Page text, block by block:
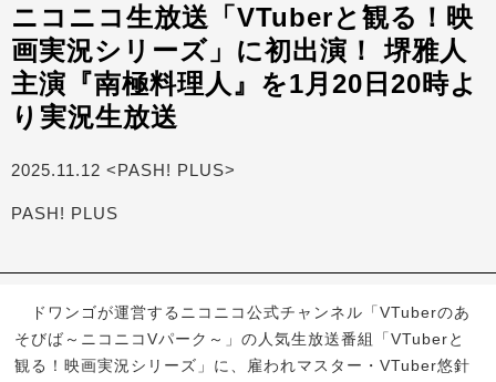
ニコニコ生放送「VTuberと観る！映
画実況シリーズ」に初出演！ 堺雅人
主演『南極料理人』を1月20日20時よ
り実況生放送
2025.11.12 <PASH! PLUS>
PASH! PLUS
ドワンゴが運営するニコニコ公式チャンネル「VTuberのあ
そびば～ニコニコVパーク～」の人気生放送番組「VTuberと
観る！映画実況シリーズ」に、雇われマスター・VTuber悠針